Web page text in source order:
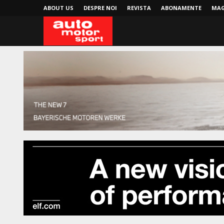
ABOUT US DESPRE NOI REVISTA ABONAMENTE